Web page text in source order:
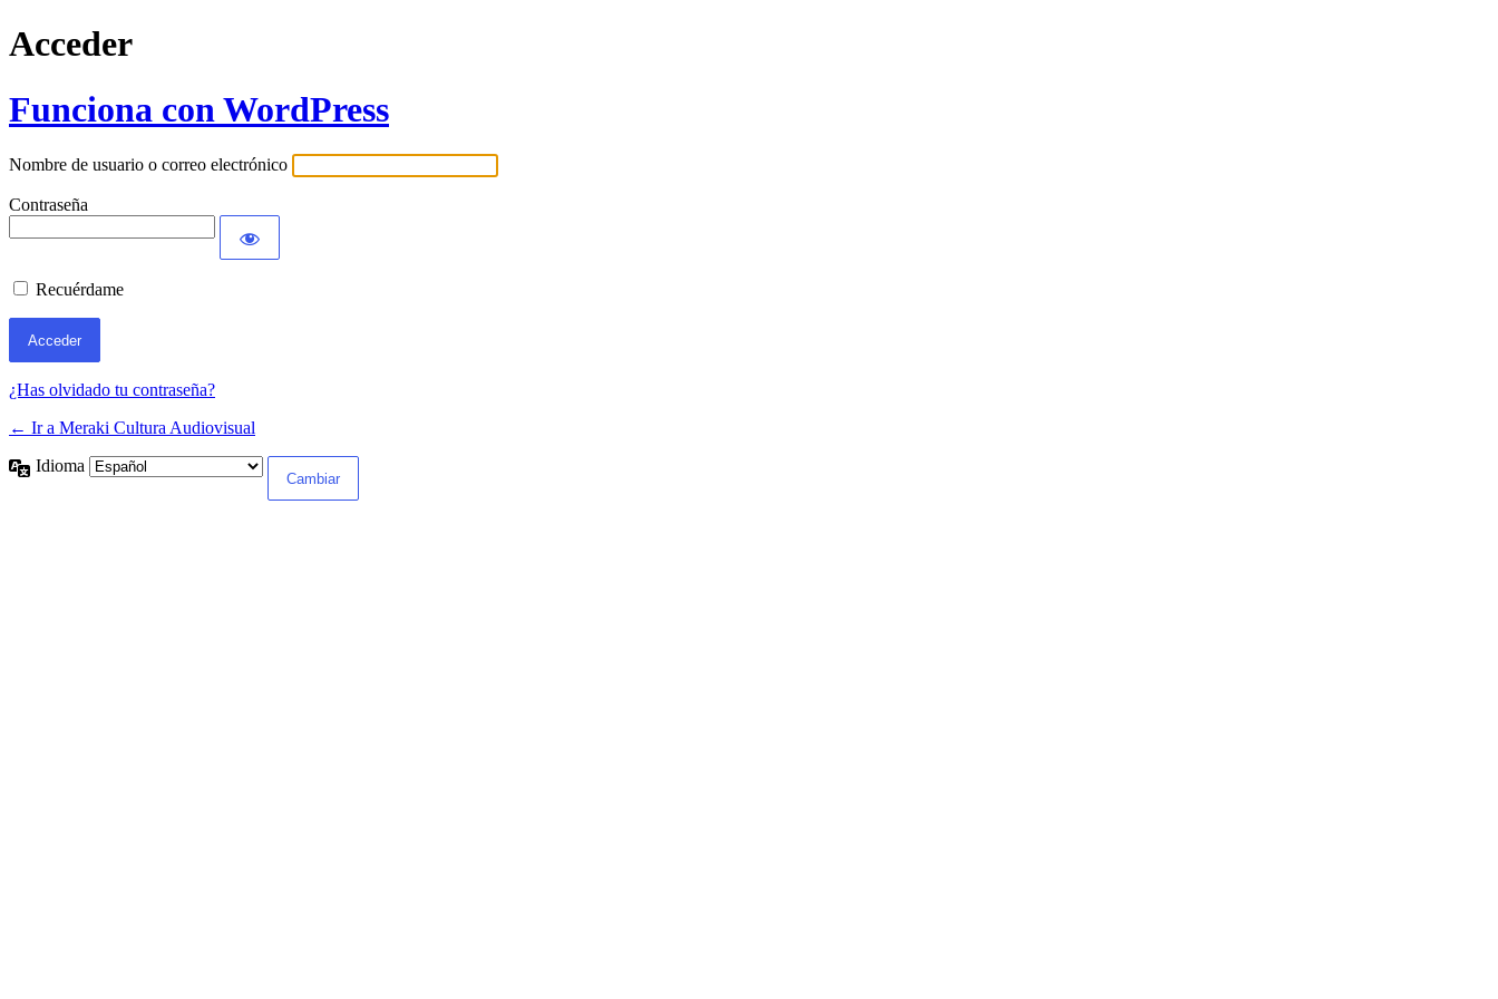
Acceder
Funciona con WordPress
Nombre de usuario o correo electrónico
Contraseña
Recuérdame
¿Has olvidado tu contraseña?
← Ir a Meraki Cultura Audiovisual
Idioma